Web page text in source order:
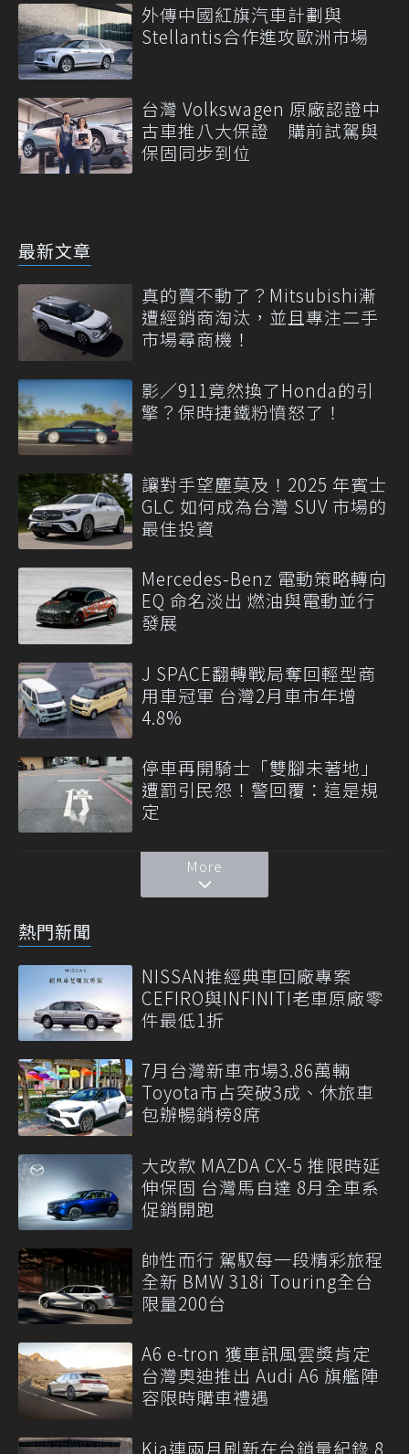
外傳中國紅旗汽車計劃與
Stellantis合作進攻歐洲市場
台灣 Volkswagen 原廠認證中
古車推八大保證 購前試駕與
保固同步到位
最新文章
真的賣不動了？Mitsubishi漸
遭經銷商淘汰，並且專注二手
市場尋商機！
影／911竟然換了Honda的引
擎？保時捷鐵粉憤怒了！
讓對手望塵莫及！2025 年賓士
GLC 如何成為台灣 SUV 市場的
最佳投資
Mercedes-Benz 電動策略轉向
EQ 命名淡出 燃油與電動並行
發展
J SPACE翻轉戰局奪回輕型商
用車冠軍 台灣2月車市年增
4.8%
停車再開騎士「雙腳未著地」
遭罰引民怨！警回覆：這是規
定
More
熱門新聞
NISSAN推經典車回廠專案
CEFIRO與INFINITI老車原廠零
件最低1折
7月台灣新車市場3.86萬輛
Toyota市占突破3成、休旅車
包辦暢銷榜8席
大改款 MAZDA CX-5 推限時延
伸保固 台灣馬自達 8月全車系
促銷開跑
帥性而行 駕馭每一段精彩旅程
全新 BMW 318i Touring全台
限量200台
A6 e-tron 獲車訊風雲獎肯定
台灣奧迪推出 Audi A6 旗艦陣
容限時購車禮遇
Kia連兩月刷新在台銷量紀錄 8